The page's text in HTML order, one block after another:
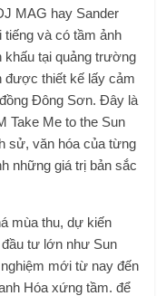
MAG hay Sander
tiếng và có tầm ảnh
tại quảng trường
được thiết kế lấy cảm
Đông Sơn. Đây là
Take Me to the Sun
sử, văn hóa của từng
những giá trị bản sắc
mùa thu, dự kiến
tư lớn như Sun
mới từ nay đến
Hóa xứng tầm. để